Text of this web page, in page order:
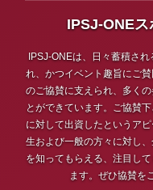
IPSJ-ONEス
IPSJ-ONEは、日々蓄積さ
れ、かつイベント趣旨にご
のご協賛に支えられ、多く
とができています。ご協賛
に対して出資したというア
生および一般の方々に対し
を知ってもらえる、注目し
ます。ぜひ協賛を